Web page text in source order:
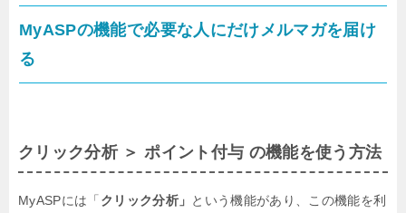
MyASPの機能で必要な人にだけメルマガを届け
る
クリック分析 ＞ ポイント付与 の機能を使う方法
MyASPには「 クリック分析」 という機能があり、この機能を利